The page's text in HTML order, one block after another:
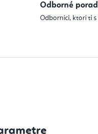
Odborné
Odborníci, ktorí ti